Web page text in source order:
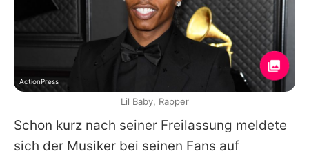
Schon kurz nach seiner Freilassung meldete
sich der Musiker bei seinen Fans auf
ActionPress
Lil Baby, Rapper